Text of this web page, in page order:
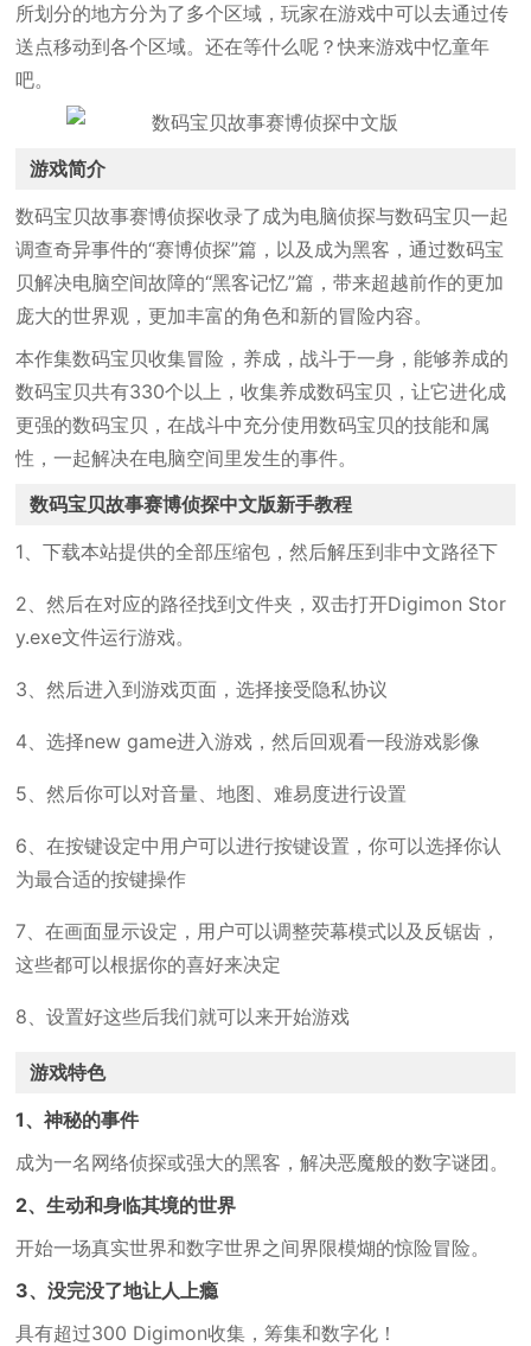
所划分的地方分为了多个区域，玩家在游戏中可以去通过传
送点移动到各个区域。还在等什么呢？快来游戏中忆童年
吧。
游戏简介
数码宝贝故事赛博侦探收录了成为电脑侦探与数码宝贝一起
调查奇异事件的“赛博侦探”篇，以及成为黑客，通过数码宝
贝解决电脑空间故障的“黑客记忆”篇，带来超越前作的更加
庞大的世界观，更加丰富的角色和新的冒险内容。
本作集数码宝贝收集冒险，养成，战斗于一身，能够养成的
数码宝贝共有330个以上，收集养成数码宝贝，让它进化成
更强的数码宝贝，在战斗中充分使用数码宝贝的技能和属
性，一起解决在电脑空间里发生的事件。
数码宝贝故事赛博侦探中文版新手教程
1、下载本站提供的全部压缩包，然后解压到非中文路径下
2、然后在对应的路径找到文件夹，双击打开Digimon Stor
y.exe文件运行游戏。
3、然后进入到游戏页面，选择接受隐私协议
4、选择new game进入游戏，然后回观看一段游戏影像
5、然后你可以对音量、地图、难易度进行设置
6、在按键设定中用户可以进行按键设置，你可以选择你认
为最合适的按键操作
7、在画面显示设定，用户可以调整荧幕模式以及反锯齿，
这些都可以根据你的喜好来决定
8、设置好这些后我们就可以来开始游戏
游戏特色
1、神秘的事件
成为一名网络侦探或强大的黑客，解决恶魔般的数字谜团。
2、生动和身临其境的世界
开始一场真实世界和数字世界之间界限模煳的惊险冒险。
3、没完没了地让人上瘾
具有超过300 Digimon收集，筹集和数字化！